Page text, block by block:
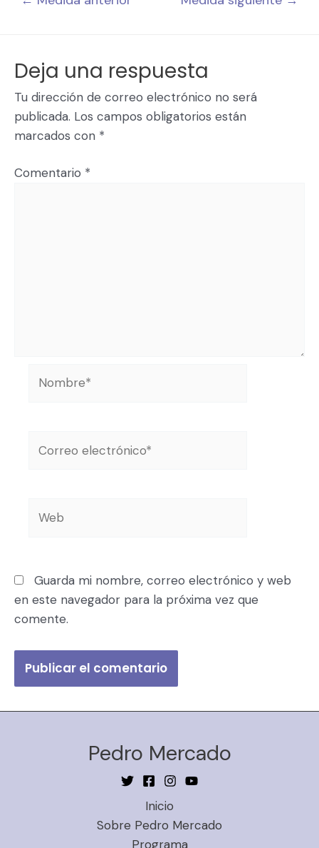
Deja una respuesta
Tu dirección de correo electrónico no será
publicada. Los campos obligatorios están
marcados con *
Comentario *
Guarda mi nombre, correo electrónico y web
en este navegador para la próxima vez que
comente.
Pedro Mercado
Inicio
Sobre Pedro Mercado
Programa